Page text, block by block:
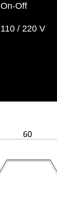
On-Off
110 / 220 V